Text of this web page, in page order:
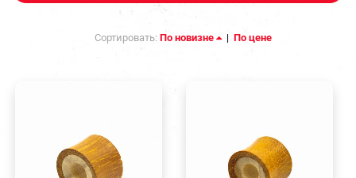
Сортировать: По новизне | По цене